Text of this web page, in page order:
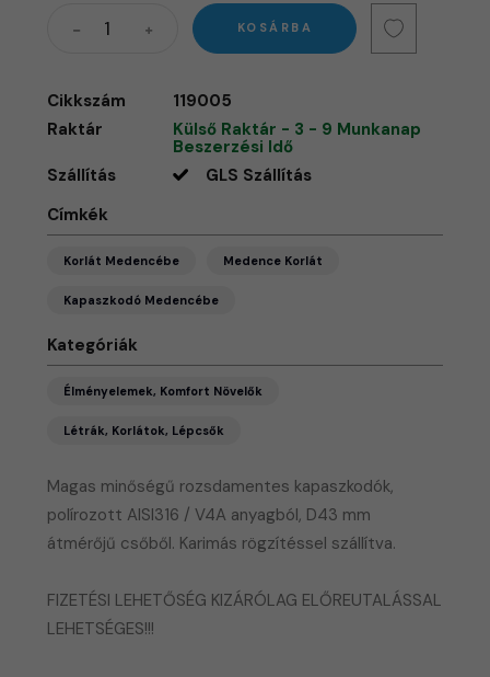
Magas minőségű rozsdamentes kapaszkodók,
polírozott AISI316 / V4A anyagból, D43 mm
átmérőjű csőből. Karimás rögzítéssel szállítva.
FIZETÉSI LEHETŐSÉG KIZÁRÓLAG ELŐREUTALÁSSAL
LEHETSÉGES!!!
KOSÁRBA
Cikkszám
119005
Raktár
Külső Raktár - 3 - 9 Munkanap
Beszerzési Idő
Szállítás
GLS Szállítás
Címkék
Korlát Medencébe Medence Korlát
Kapaszkodó Medencébe
Kategóriák
Élményelemek, Komfort Növelők
Létrák, Korlátok, Lépcsők